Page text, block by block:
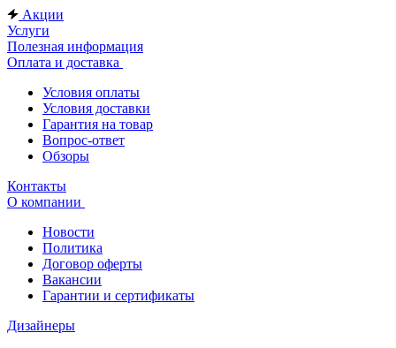
Акции
Услуги
Полезная информация
Оплата и доставка
Условия оплаты
Условия доставки
Гарантия на товар
Вопрос-ответ
Обзоры
Контакты
О компании
Новости
Политика
Договор оферты
Вакансии
Гарантии и сертификаты
Дизайнеры